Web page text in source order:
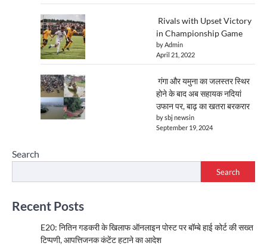
Rivals with Upset Victory
in Championship Game
by Admin
April 21, 2022
गंगा और यमुना का जलस्तर स्थिर
होने के बाद अब सहायक नदियां
उफान पर, बाढ़ का खतरा बरकरार
by sbj newsin
September 19, 2024
Search
Search
Recent Posts
E20: नितिन गडकरी के खिलाफ ऑनलाइन पोस्ट पर बॉम्बे हाई कोर्ट की सख्त
टिप्पणी, आपत्तिजनक कंटेंट हटाने का आदेश